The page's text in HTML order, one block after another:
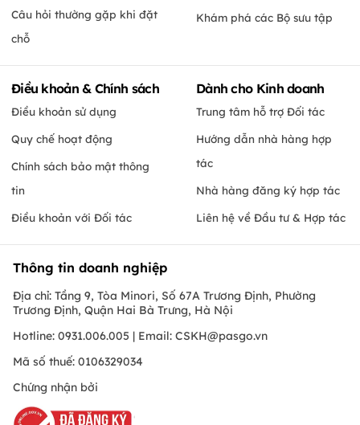
Câu hỏi thường gặp khi đặt
chỗ
Khám phá các Bộ sưu tập
Điều khoản & Chính sách
Điều khoản sử dụng
Quy chế hoạt động
Chính sách bảo mật thông
tin
Điều khoản với Đối tác
Dành cho Kinh doanh
Trung tâm hỗ trợ Đối tác
Hướng dẫn nhà hàng hợp
tác
Nhà hàng đăng ký hợp tác
Liên hệ về Đầu tư & Hợp tác
Thông tin doanh nghiệp
Địa chỉ: Tầng 9, Tòa Minori, Số 67A Trương Định, Phường
Trương Định, Quận Hai Bà Trưng, Hà Nội
Hotline: 0931.006.005 | Email: CSKH@pasgo.vn
Mã số thuế: 0106329034
Chứng nhận bởi